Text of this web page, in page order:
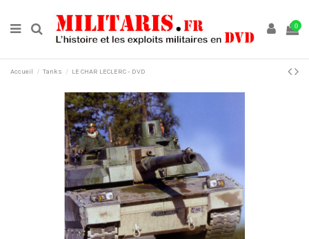
0
Accueil Tanks LE CHAR LECLERC - DVD